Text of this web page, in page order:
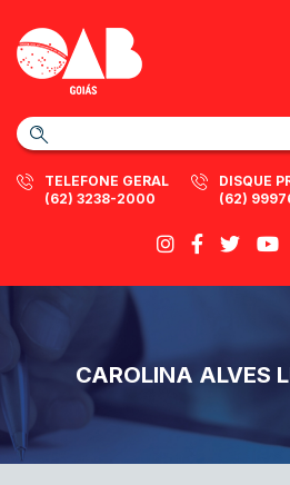
TELEFONE GERAL
(62) 3238-2000
DISQUE
(62)
CAROLINA ALVES